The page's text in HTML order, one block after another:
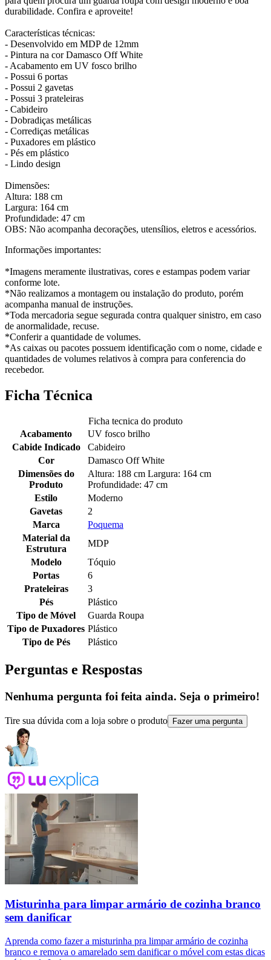
durabilidade. Confira e aproveite!
Características técnicas:
- Desenvolvido em MDP de 12mm
- Pintura na cor Damasco Off White
- Acabamento em UV fosco brilho
- Possui 6 portas
- Possui 2 gavetas
- Possui 3 prateleiras
- Cabideiro
- Dobradiças metálicas
- Corrediças metálicas
- Puxadores em plástico
- Pés em plástico
- Lindo design
Dimensões:
Altura: 188 cm
Largura: 164 cm
Profundidade: 47 cm
OBS: Não acompanha decorações, utensílios, eletros e acessórios.
Informações importantes:
*Imagens meramente ilustrativas, cores e estampas podem variar
conforme lote.
*Não realizamos a montagem ou instalação do produto, porém
acompanha manual de instruções.
*Toda mercadoria segue segurada contra qualquer sinistro, em caso
de anormalidade, recuse.
*Conferir a quantidade de volumes.
*As caixas ou pacotes possuem identificação com o nome, cidade e
quantidades de volumes relativos à compra para conferencia do
recebedor.
Ficha Técnica
Ficha tecnica do produto
Acabamento
UV fosco brilho
Cabide Indicado
Cabideiro
Cor
Damasco Off White
Dimensões do
Produto
Altura: 188 cm Largura: 164 cm
Profundidade: 47 cm
Estilo
Moderno
Gavetas
2
Marca
Poquema
Material da
Estrutura
MDP
Modelo
Tóquio
Portas
6
Prateleiras
3
Pés
Plástico
Tipo de Móvel
Guarda Roupa
Tipo de Puxadores Plástico
Tipo de Pés
Plástico
Perguntas e Respostas
Nenhuma pergunta foi feita ainda. Seja o primeiro!
Tire sua dúvida com a loja sobre o produto Fazer uma pergunta
Misturinha para limpar armário de cozinha branco
sem danificar
Aprenda como fazer a misturinha pra limpar armário de cozinha
branco e remova o amarelado sem danificar o móvel com estas dicas